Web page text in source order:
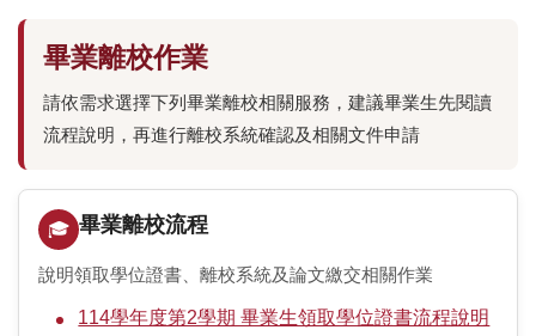
線上服務分眾入口
學生線上服務
教師線上服務
畢業離校作業
請依需求選擇下列畢業離校相關服務，建議畢業生先閱讀
流程說明，再進行離校系統確認及相關文件申請
🎓 畢業離校流程
說明領取學位證書、離校系統及論文繳交相關作業
114學年度第2學期 畢業生領取學位證書流程說明